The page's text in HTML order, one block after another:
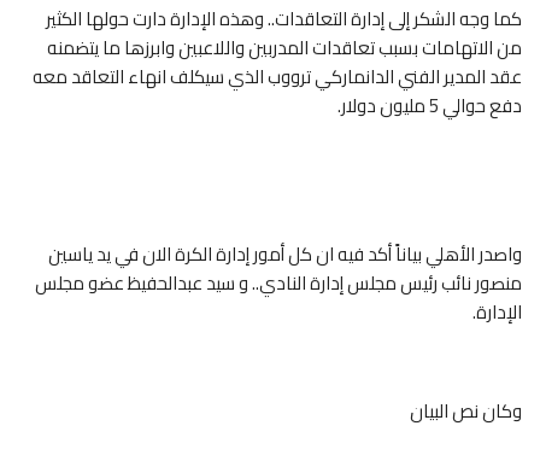
كما وجه الشكر إلى إدارة التعاقدات.. وهذه الإدارة دارت حولها الكثير
من الاتهامات بسبب تعاقدات المدربين واللاعبين وابرزها ما يتضمنه
عقد المدير الفني الدانماركي ترووب الذي سيكلف انهاء التعاقد معه
دفع حوالي 5 مليون دولار.
واصدر الأهلي بياناً أكد فيه ان كل أمور إدارة الكرة الان في يد ياسين
منصور نائب رئيس مجلس إدارة النادي.. و سيد عبدالحفيظ عضو مجلس
الإدارة.
وكان نص البيان